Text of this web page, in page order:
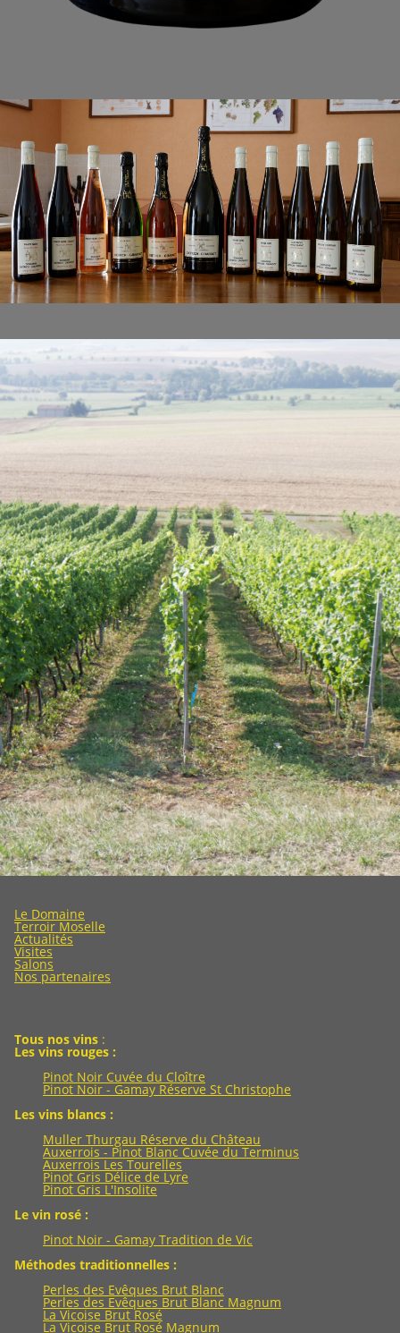
Le Domaine
Terroir Moselle
Actualités
Visites
Salons
Nos partenaires
Tous nos vins :
Les vins rouges :
Pinot Noir Cuvée du Cloître
Pinot Noir - Gamay Réserve St Christophe
Les vins blancs :
Muller Thurgau Réserve du Château
Auxerrois - Pinot Blanc Cuvée du Terminus
Auxerrois Les Tourelles
Pinot Gris Délice de Lyre
Pinot Gris L'Insolite
Le vin rosé :
Pinot Noir - Gamay Tradition de Vic
Méthodes traditionnelles :
Perles des Evêques Brut Blanc
Perles des Evêques Brut Blanc Magnum
La Vicoise Brut Rosé
La Vicoise Brut Rosé Magnum